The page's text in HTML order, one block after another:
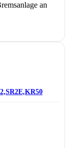
an